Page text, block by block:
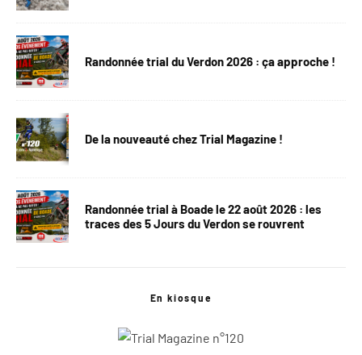
Randonnée trial du Verdon 2026 : ça approche !
De la nouveauté chez Trial Magazine !
Randonnée trial à Boade le 22 août 2026 : les
traces des 5 Jours du Verdon se rouvrent
En kiosque